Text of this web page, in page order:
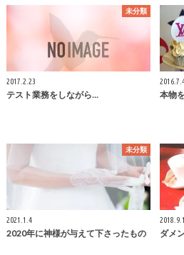
未分類
2017.2.23
テスト業務をしながら… 本物
未分類
2021.1.4
2020年に神様が与えて下さったもの ダメ